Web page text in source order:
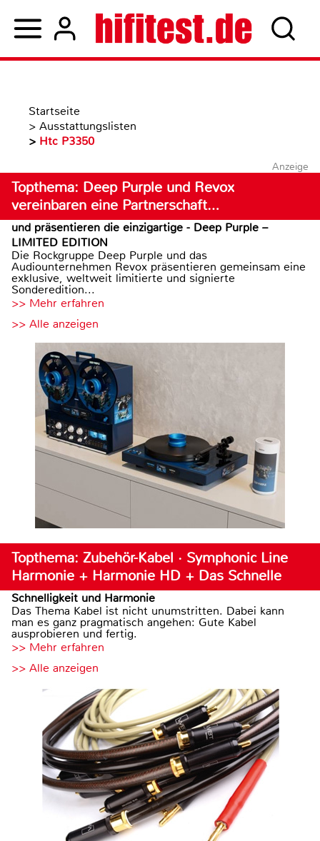
Startseite
> Ausstattungslisten
> Htc P3350
Anzeige
Topthema: Deep Purple und Revox
vereinbaren eine Partnerschaft…
und präsentieren die einzigartige - Deep Purple –
LIMITED EDITION
Die Rockgruppe Deep Purple und das
Audiounternehmen Revox präsentieren gemeinsam eine
exklusive, weltweit limitierte und signierte
Sonderedition...
>> Mehr erfahren
>> Alle anzeigen
Topthema: Zubehör-Kabel · Symphonic Line
Harmonie + Harmonie HD + Das Schnelle
Schnelligkeit und Harmonie
Das Thema Kabel ist nicht unumstritten. Dabei kann
man es ganz pragmatisch angehen: Gute Kabel
ausprobieren und fertig.
>> Mehr erfahren
>> Alle anzeigen